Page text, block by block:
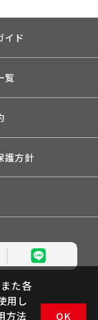
イド
覧
護方針
た各
用し
方法
OK